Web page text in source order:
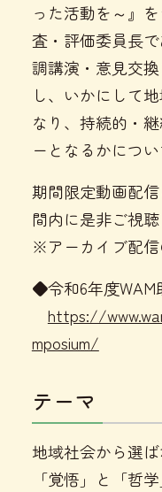
った活動を～』
査・評価委員長
調講演・意見交
し、いかにして
なり、持続的・
ーとなるかにつ
期間限定動画配
間内に是非ご視聴
※アーカイブ配信
◆令和6年度WAM
https://
mposium/
テーマ
地域社会から選
「覚悟」と「哲